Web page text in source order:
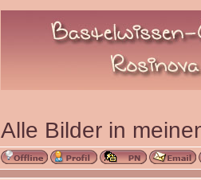
Alle Bilder in